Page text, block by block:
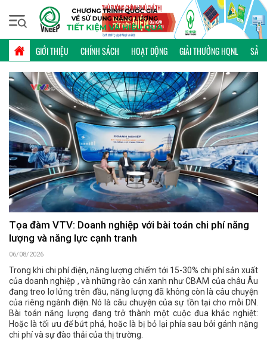
GIỚI THIỆU CHÍNH SÁCH HOẠT ĐỘNG GIẢI THƯỞNG HQNL SẢN
Thứ bảy, 08/08/2026 | 23:34 GMT+7
VIDEO
Tọa đàm VTV: Doanh nghiệp với bài toán chi phí năng
lượng và năng lực cạnh tranh
06/08/2026
Trong khi chi phí điện, năng lượng chiếm tới 15-30% chi phí sản xuất
của doanh nghiệp , và những rào cản xanh như CBAM của châu Âu
đang treo lơ lửng trên đầu, năng lượng đã không còn là câu chuyện
của riêng ngành điện. Nó là câu chuyện của sự tồn tại cho mỗi DN.
Bài toán năng lượng đang trở thành một cuộc đua khắc nghiệt:
Hoặc là tối ưu để bứt phá, hoặc là bị bỏ lại phía sau bởi gánh nặng
chi phí và sự đào thải của thị trường.